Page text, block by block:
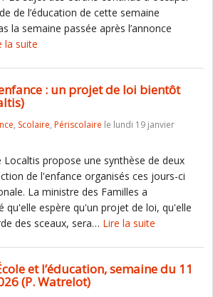
de l’éducation de cette semaine
la semaine passée après l’annonce
la suite
: un projet de loi bientôt
, Scolaire, Périscolaire le lundi 19 janvier
propose une synthèse de deux
de l'enfance organisés ces jours-ci
La ministre des Familles a
qu'elle espère qu'un projet de loi, qu'elle
des sceaux, sera… Lire la suite
et l’éducation, semaine du 11
(P. Watrelot)